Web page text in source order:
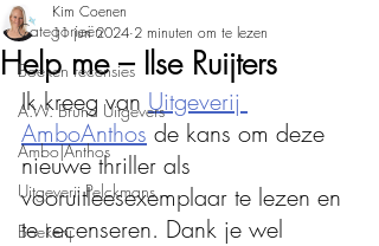
Categorieën
Boeken recensies
A.W. Bruna Uitgevers
Ambo|Anthos
Uitgeverij Pelckmans
Boekerij
Help me – Ilse Ruijters
Kim Coenen
11 jun 2024 2 minuten om te lezen
Ik kreeg van Uitgeverij
AmboAnthos de kans om deze
nieuwe thriller als
vooruitleesexemplaar te lezen en
te recenseren. Dank je wel